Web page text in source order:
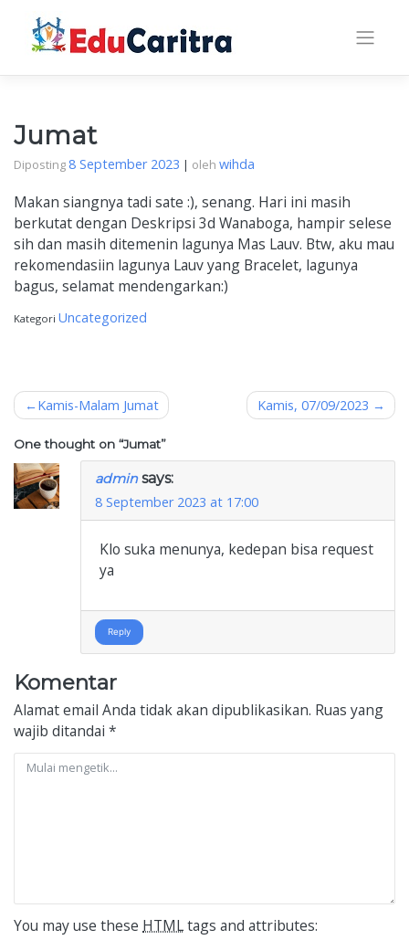
content
Jumat
Diposting8 September 2023 | oleh wihda
Makan siangnya tadi sate :), senang. Hari ini masih
berkutat dengan Deskripsi 3d Wanaboga, hampir selese
sih dan masih ditemenin lagunya Mas Lauv. Btw, aku mau
rekomendasiin lagunya Lauv yang Bracelet, lagunya
bagus, selamat mendengarkan:)
Kategori Uncategorized
Navigasi
Kamis-Malam Jumat Kamis, 07/09/2023
One thought on “Jumat”
admin says:
8 September 2023 at 17:00
Klo suka menunya, kedepan bisa request
ya
Reply
Komentar
Alamat email Anda tidak akan dipublikasikan. Ruas yang
wajib ditandai *
You may use these HTMLtags and attributes: